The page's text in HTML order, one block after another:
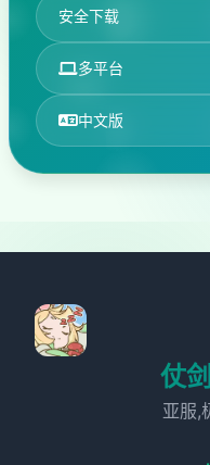
安全下载
多平台
中文版
仗
亚服,